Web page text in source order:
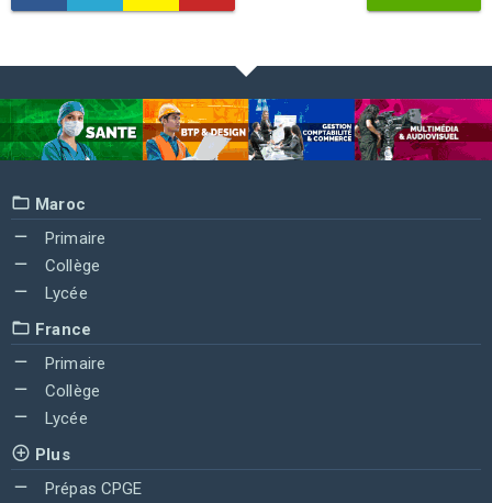
Maroc
Primaire
Collège
Lycée
France
Primaire
Collège
Lycée
Plus
Prépas CPGE